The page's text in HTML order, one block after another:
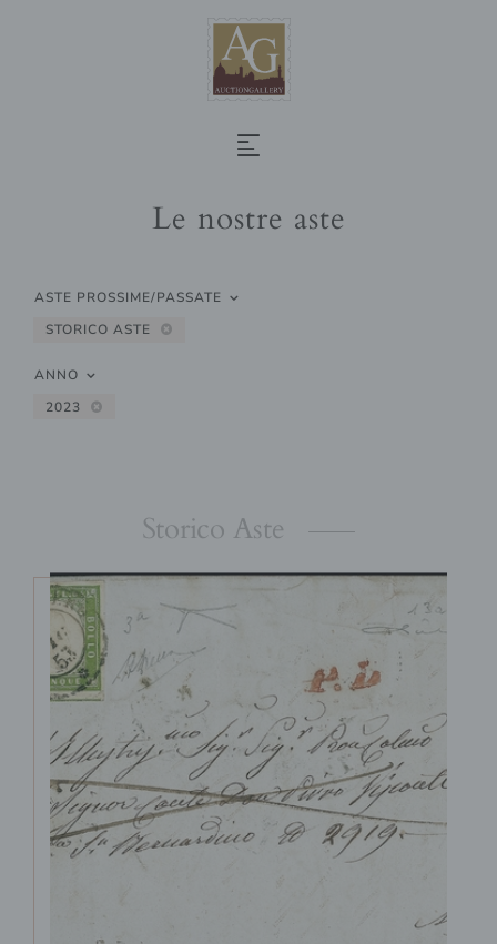
Le nostre aste
ASTE PROSSIME/PASSATE
STORICO ASTE
ANNO
2023
Storico Aste